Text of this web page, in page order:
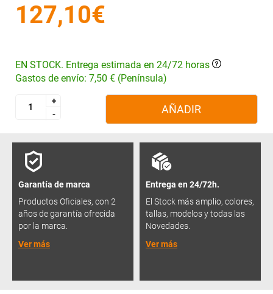
127,10€
EN STOCK. Entrega estimada en 24/72 horas
Gastos de envío: 7,50 € (Península)
+
-
+
-
AÑADIR
Garantía de marca
Productos Oficiales, con 2
años de garantía ofrecida
por la marca.
Ver más
Entrega en 24/72h.
El Stock más amplio, colores,
tallas, modelos y todas las
Novedades.
Ver más